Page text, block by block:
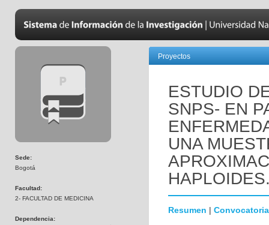
Sede:
Bogotá
Facultad:
2- FACULTAD DE MEDICINA
Dependencia:
Proyectos
ESTUDIO
SNPS- EN
UNA
Resumen | Convocatoria